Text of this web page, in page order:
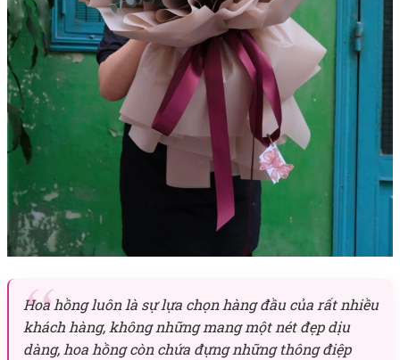
Hoa hồng luôn là sự lựa chọn hàng đầu của rất nhiều
khách hàng, không những mang một nét đẹp dịu
dàng, hoa hồng còn chứa đựng những thông điệp